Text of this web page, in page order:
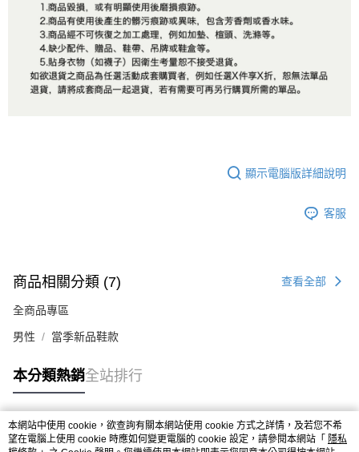
顯示電腦版詳細說明
客服
商品相關分類 (7) 查看全部
全商品專區
男性 當季新品鞋款
本分類熱銷全站排行
熱門標籤
本網站中使用 cookie，欲查詢有關本網站使用 cookie 方式之詳情，及若您不希
望在電腦上使用 cookie 時應如何變更電腦的 cookie 設定，請參閱本網站「 隱私